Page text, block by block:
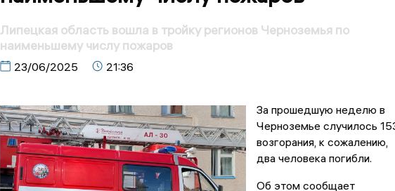
Липецкая область вошла в тройку регионов Черноземья по
наименьшему числу пожаров
23/06/2025 21:36
За прошедшую неделю в
Черноземье случилось
возгорания, к сожалению,
два человека погибли.
Об этом сообщает